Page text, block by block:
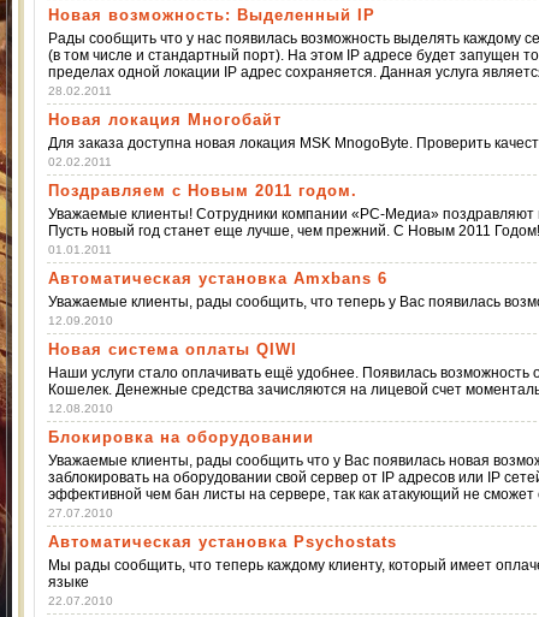
Новая возможность: Выделенный IP
Рады сообщить что у нас появилась возможность выделять каждому
(в том числе и стандартный порт). На этом IP адресе будет запущен
пределах одной локации IP адрес сохраняется. Данная услуга
28.02.2011
Новая локация Многобайт
Для заказа доступна новая локация MSK MnogoByte. Проверить
02.02.2011
Поздравляем с Новым 2011 годом.
Уважаемые клиенты! Сотрудники компании «РС-Медиа»
Пусть новый год станет еще лучше, чем прежний. С Новым 2011 Годом!
01.01.2011
Автоматическая установка Amxbans 6
Уважаемые клиенты, рады сообщить, что теперь у Вас появилась
12.09.2010
Новая система оплаты QIWI
Наши услуги стало оплачивать ещё удобнее. Появилась
Кошелек. Денежные средства зачисляются на лицевой счет
12.08.2010
Блокировка на оборудовании
Уважаемые клиенты, рады сообщить что у Вас появилась новая
заблокировать на оборудовании свой сервер от IP адресов или IP
эффективной чем бан листы на сервере, так как атакующий не
27.07.2010
Автоматическая установка Psychostats
Мы рады сообщить, что теперь каждому клиенту, который имеет
языке
22.07.2010